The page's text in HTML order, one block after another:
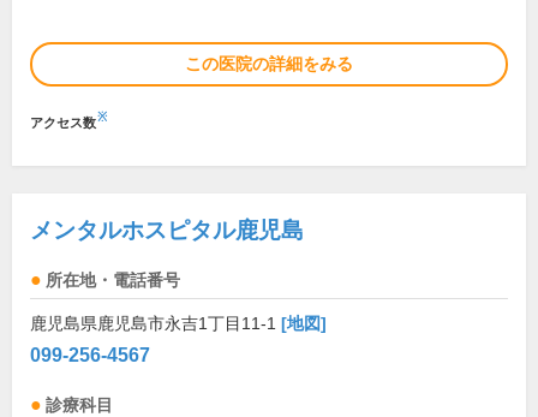
この医院の詳細をみる
アクセス数※
メンタルホスピタル鹿児島
所在地・電話番号
鹿児島県鹿児島市永吉1丁目11-1 [地図]
099-256-4567
診療科目